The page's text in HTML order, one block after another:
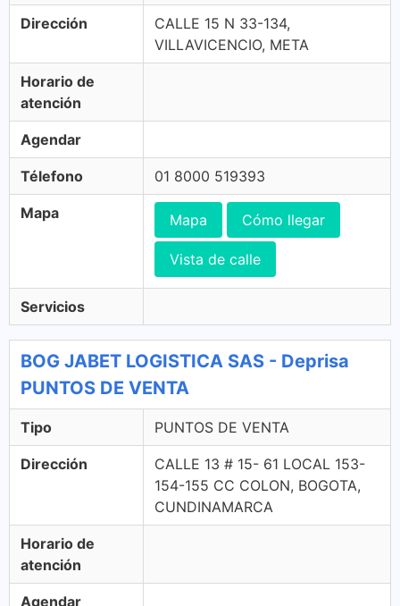
Dirección
CALLE 15 N 33-134,
VILLAVICENCIO, META
Horario de
atención
Agendar
Télefono 01 8000 519393
Mapa Mapa Cómo llegar
Vista de calle
Servicios
BOG JABET LOGISTICA SAS - Deprisa
PUNTOS DE VENTA
Tipo PUNTOS DE VENTA
Dirección
CALLE 13 # 15- 61 LOCAL 153-
154-155 CC COLON, BOGOTA,
CUNDINAMARCA
Horario de
atención
Agendar